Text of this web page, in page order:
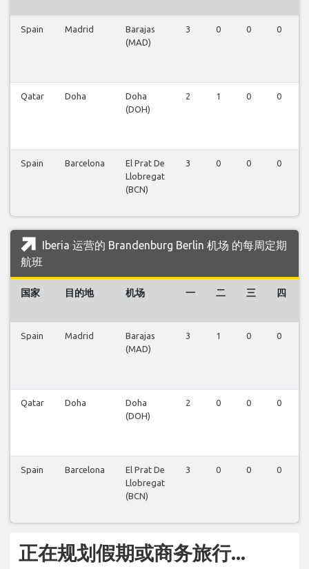
Spain Madrid
Barajas
(MAD)
3 0 0 0
Qatar Doha
Doha
(DOH)
2 1 0 0
Spain Barcelona
El Prat De
Llobregat
(BCN)
3 0 0 0
Iberia 运营的 Brandenburg Berlin 机场 的每周定期
航班
国家 目的地 机场 一 二 三 四
Spain Madrid
Barajas
(MAD)
3 1 0 0
Qatar Doha
Doha
(DOH)
2 0 0 0
Spain Barcelona
El Prat De
Llobregat
(BCN)
3 0 0 0
正在规划假期或商务旅行...